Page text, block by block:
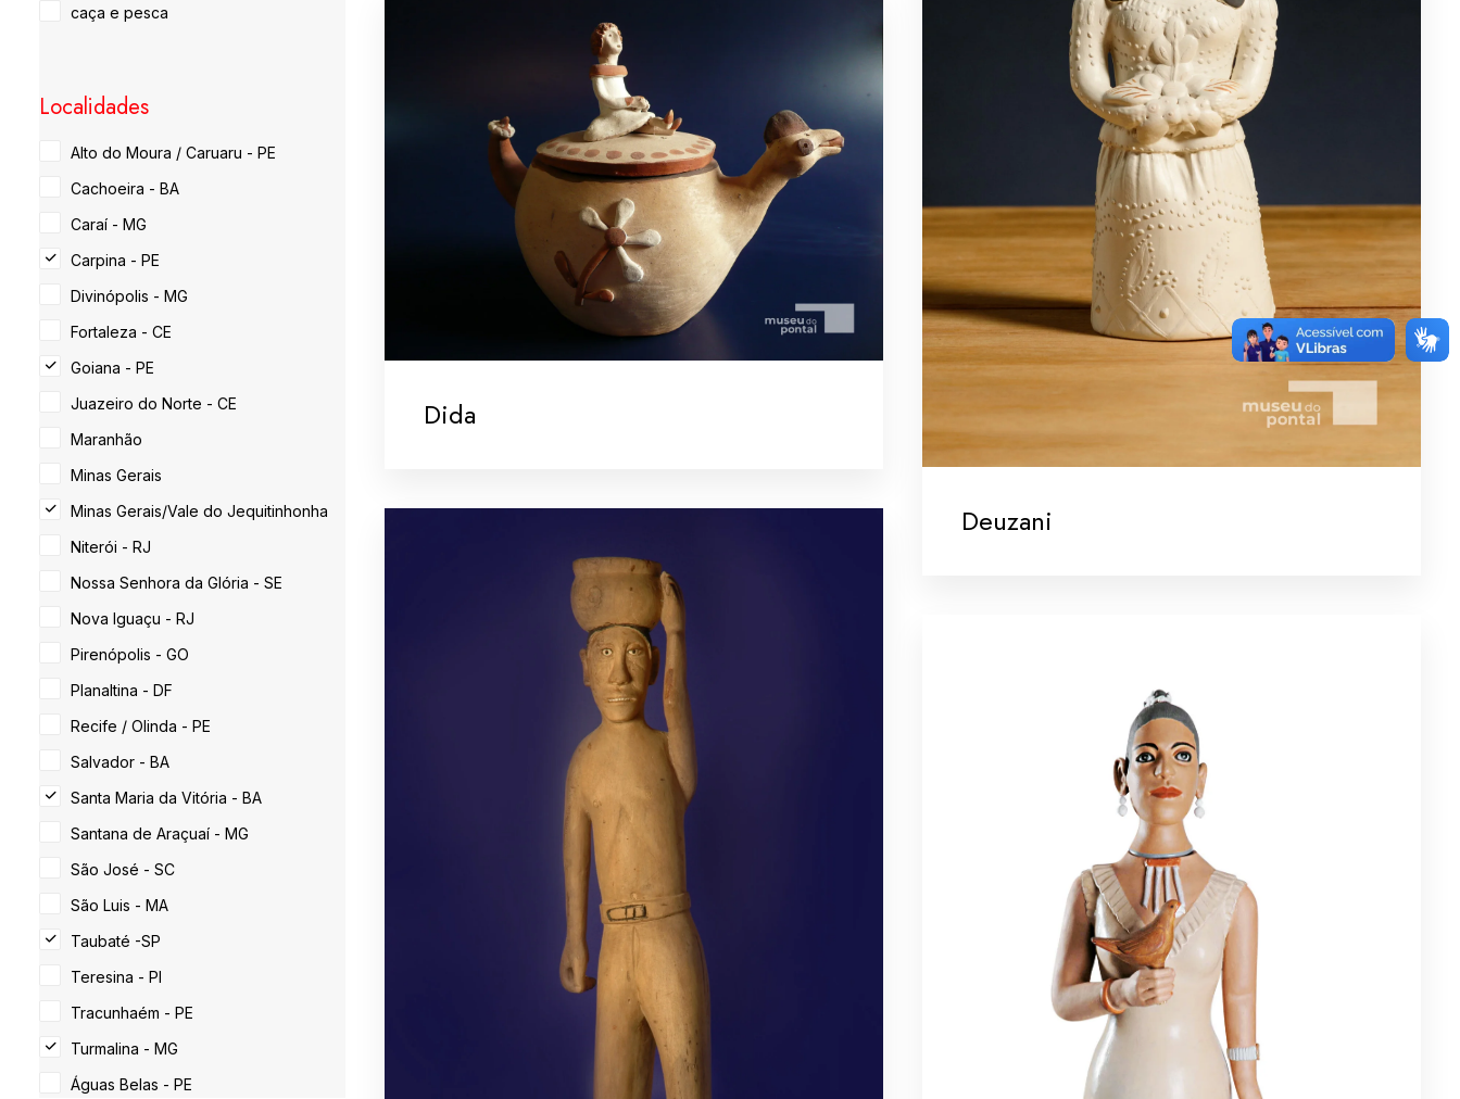
caça e pesca
Localidades
Alto do Moura / Caruaru - PE
Cachoeira - BA
Caraí - MG
Carpina - PE
Divinópolis - MG
Fortaleza - CE
Goiana - PE
Juazeiro do Norte - CE
Maranhão
Minas Gerais
Minas Gerais/Vale do Jequitinhonha
Niterói - RJ
Nossa Senhora da Glória - SE
Nova Iguaçu - RJ
Pirenópolis - GO
Planaltina - DF
Recife / Olinda - PE
Salvador - BA
Santa Maria da Vitória - BA
Santana de Araçuaí - MG
São José - SC
São Luis - MA
Taubaté -SP
Teresina - PI
Tracunhaém - PE
Turmalina - MG
Águas Belas - PE
Deuzani
Dida